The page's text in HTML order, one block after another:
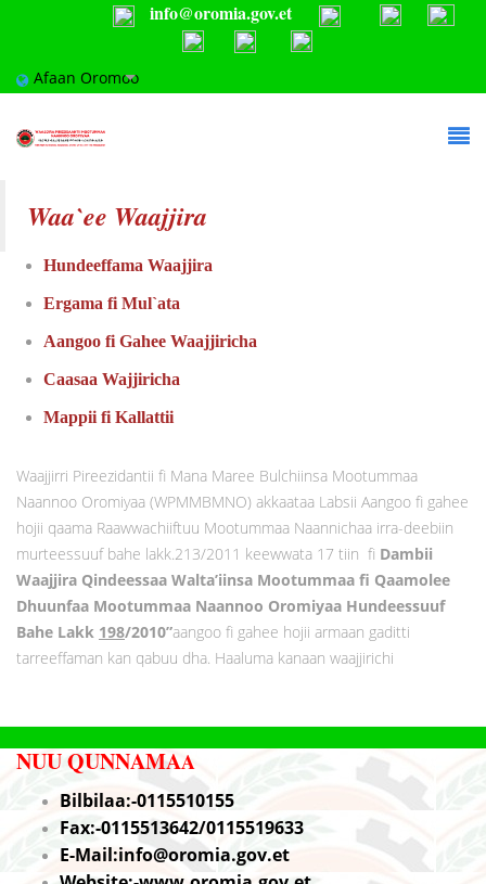
Skip to main content info@oromia.gov.et
Afaan Oromoo
Waa`ee Waajjira
Hundeeffama Waajjira
Ergama fi Mul`ata
Aangoo fi Gahee Waajjiricha
Caasaa Wajjiricha
Mappii fi Kallattii
Waajjirri Pireezidantii fi Mana Maree Bulchiinsa Mootummaa
Naannoo Oromiyaa (WPMMBMNO) akkaataa Labsii Aangoo fi gahee
hojii qaama Raawwachiiftuu Mootummaa Naannichaa irra-deebiin
murteessuuf bahe lakk.213/2011 keewwata 17 tiin fi Dambii
Waajjira Qindeessaa Walta’iinsa Mootummaa fi Qaamolee
Dhuunfaa Mootummaa Naannoo Oromiyaa Hundeessuuf
Bahe Lakk 198/2010”aangoo fi gahee hojii armaan gaditti
tarreeffaman kan qabuu dha. Haaluma kanaan waajjirichi
NUU QUNNAMAA
Bilbilaa:-0115510155
Fax:-0115513642/0115519633
E-Mail:info@oromia.gov.et